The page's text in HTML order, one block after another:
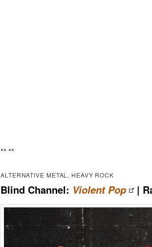
** **
ALTERNATIVE METAL, HEAVY ROCK
Blind Channel: Violent Pop |